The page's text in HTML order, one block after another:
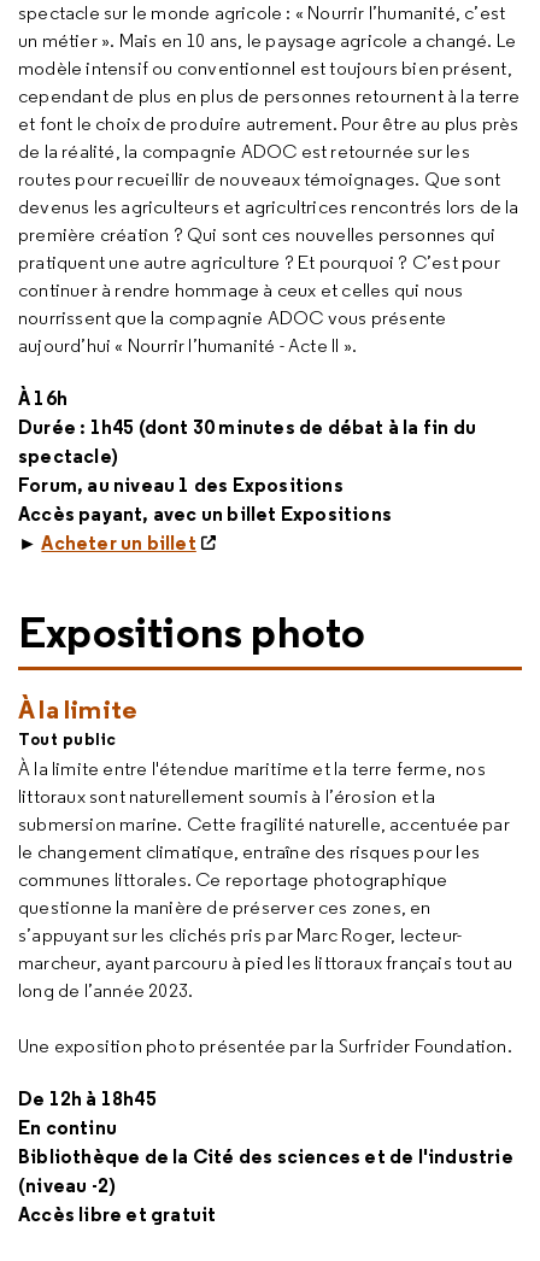
spectacle sur le monde agricole : « Nourrir l’humanité, c’est
un métier ». Mais en 10 ans, le paysage agricole a changé. Le
modèle intensif ou conventionnel est toujours bien présent,
cependant de plus en plus de personnes retournent à la terre
et font le choix de produire autrement. Pour être au plus près
de la réalité, la compagnie ADOC est retournée sur les
routes pour recueillir de nouveaux témoignages. Que sont
devenus les agriculteurs et agricultrices rencontrés lors de la
première création ? Qui sont ces nouvelles personnes qui
pratiquent une autre agriculture ? Et pourquoi ? C’est pour
continuer à rendre hommage à ceux et celles qui nous
nourrissent que la compagnie ADOC vous présente
aujourd’hui « Nourrir l’humanité - Acte II ».
À 16h
Durée : 1h45 (dont 30 minutes de débat à la fin du
spectacle)
Forum, au niveau 1 des Expositions
Accès payant, avec un billet Expositions
►Acheter un billet
Expositions photo
À la limite
Tout public
À la limite entre l'étendue maritime et la terre ferme, nos
littoraux sont naturellement soumis à l’érosion et la
submersion marine. Cette fragilité naturelle, accentuée par
le changement climatique, entraîne des risques pour les
communes littorales. Ce reportage photographique
questionne la manière de préserver ces zones, en
s’appuyant sur les clichés pris par Marc Roger, lecteur-
marcheur, ayant parcouru à pied les littoraux français tout au
long de l’année 2023.
Une exposition photo présentée par la Surfrider Foundation.
De 12h à 18h45
En continu
Bibliothèque de la Cité des sciences et de l'industrie
(niveau -2)
Accès libre et gratuit